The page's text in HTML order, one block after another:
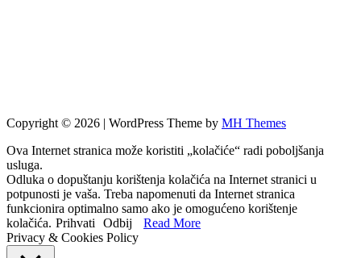
Copyright © 2026 | WordPress Theme by MH Themes
Ova Internet stranica može koristiti „kolačiće“ radi poboljšanja
usluga.
Odluka o dopuštanju korištenja kolačića na Internet stranici u
potpunosti je vaša. Treba napomenuti da Internet stranica
funkcionira optimalno samo ako je omogućeno korištenje
kolačića. Prihvati Odbij
Read More
Privacy & Cookies Policy